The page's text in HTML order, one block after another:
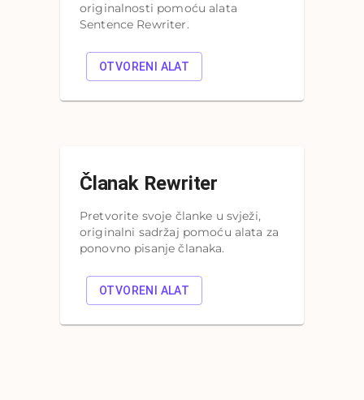
originalnosti pomoću alata
Sentence Rewriter.
OTVORENI ALAT
Članak Rewriter
Pretvorite svoje članke u svježi,
originalni sadržaj pomoću alata za
ponovno pisanje članaka.
OTVORENI ALAT